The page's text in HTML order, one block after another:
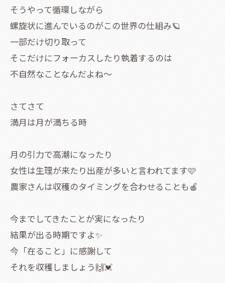
そうやって循環しながら
螺旋状に進んでいるのがこの世界の仕組み🪐
一部だけ切り取って
そこだけにフォーカスしたり執着するのは
不自然なことなんだよね〜
さてさて
満月は月が満ちる時
月の引力で高潮になったり
女性は生理が来たり出産が多いと言われてます🩷
農家さんは収穫のタイミングを合わせることも🍎
今までしてきたことが実になったり
結果が出る時期ですよ✨
今「在ること」に感謝して
それを収穫しましょう🙌💓